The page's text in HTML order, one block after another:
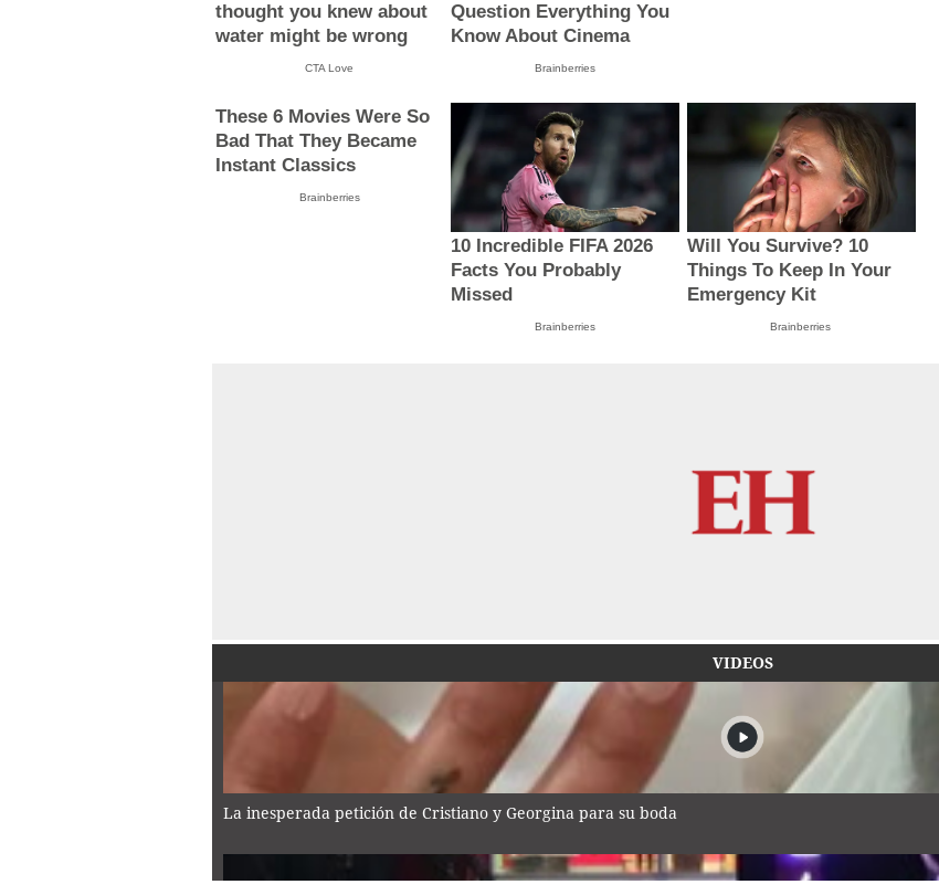
thought you knew about
water might be wrong
CTA Love
Question Everything You
Know About Cinema
Brainberries
These 6 Movies Were So
Bad That They Became
Instant Classics
Brainberries
10 Incredible FIFA 2026
Facts You Probably
Missed
Brainberries
Will You Survive? 10
Things To Keep In Your
Emergency Kit
Brainberries
VIDEOS
La inesperada petición de Cristiano y Georgina para su boda